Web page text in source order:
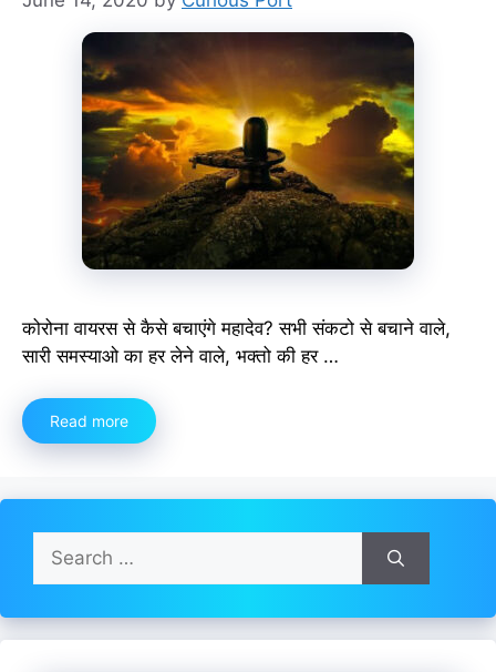
कोरोना वायरस से कैसे बचाएंगे महादेव? सभी संकटो से बचाने वाले,
सारी समस्याओ का हर लेने वाले, भक्तो की हर …
Read more
Search
for: